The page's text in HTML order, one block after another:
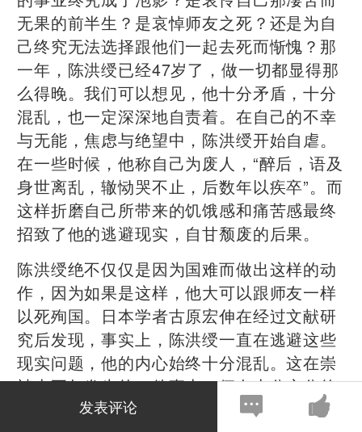
无果的前半生？是哀悼师友之死？还是为自
己终究无法选择跟他们一起去死而惭愧？那
一年，陈洪绶已经47岁了，做一切都显得那
么得晚。我们可以想见，他十分矛盾，十分
混乱，也一定深深地自责着。在自己的不幸
与无能，焦虑与绝望中，陈洪绶开始自虐。
在一些时候，他称自己为废人，“醉后，语及
身世离乱，辙恸哭不止，后数年以疾卒”。而
这样折磨自己所带来的饥饿感和痛苦感最终
招致了他的逃避现实，自甘颓废的后果。
陈洪绶绝不仅仅是因为国难而做出这样的动
作，因为如果是这样，他大可以跟师友一样
以死殉国。日本学者古原宏伸在经过文献研
究后发现，事实上，陈洪绶一直在逃避这些
现实问题，他的内心始终十分混乱。这在崇
祯十五年发生的一件事上，便有十分充分的
发表评论